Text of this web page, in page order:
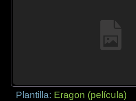
Plantilla: Eragon (película)